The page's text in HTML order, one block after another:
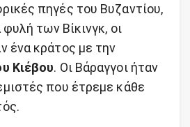
πηγές του Βυζαντίου,
των Βίκινγκ, οι
ένα κράτος με την
Κιέβου. Οι Βάραγγοι ήταν
που έτρεμε κάθε